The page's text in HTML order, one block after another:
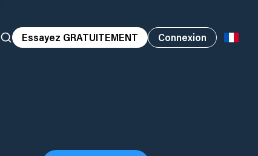
Essayez GRATUITEMENT Connexion